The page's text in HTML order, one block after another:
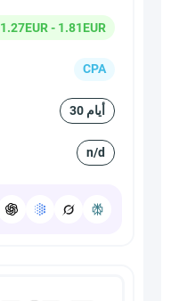
1.27EUR - 1.81EUR
CPA
30 أيام
n/d